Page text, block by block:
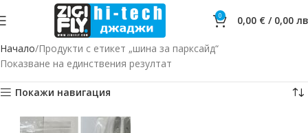
0 0,00 € / 0,00
Начало Продукти с етикет „шина за парксайд“
Показване на единствения резултат
Покажи навигация